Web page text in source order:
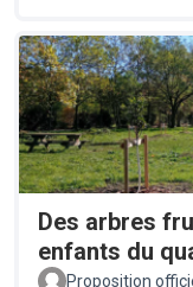
Des arbres
enfants du
Proposition